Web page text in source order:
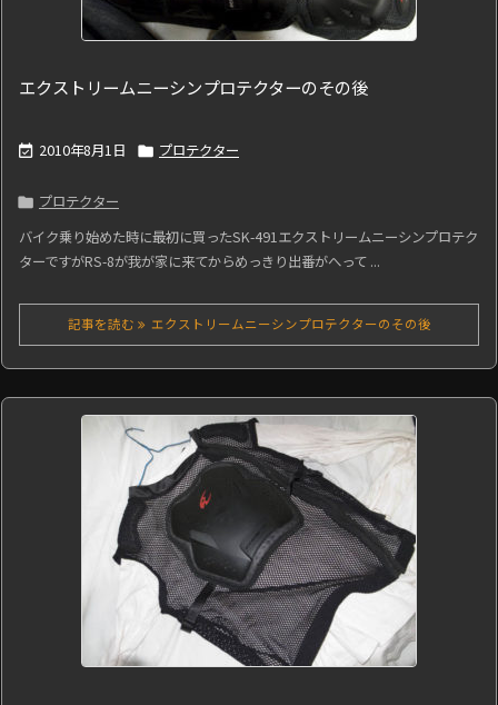
エクストリームニーシンプロテクターのその後
 2010年8月1日  プロテクター
 プロテクター
バイク乗り始めた時に最初に買ったSK-491エクストリームニーシンプロテク
ターですがRS-8が我が家に来てからめっきり出番がへって ...
記事を読む エクストリームニーシンプロテクターのその後